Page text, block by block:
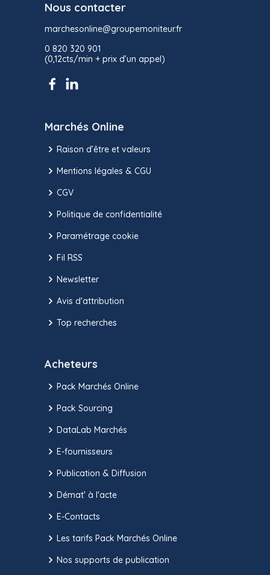
Nous contacter
marchesonline@groupemoniteur.fr
0 820 320 901
(0,12cts/min + prix d’un appel)
Marchés Online
Raison d’être et valeurs
Mentions légales & CGU
CGV
Politique de confidentialité
Paramétrage cookie
Fil RSS
Newsletter
Avis d'attribution
Top recherches
Acheteurs
Pack Marchés Online
Pack Sourcing
DataLab Marchés
E-fournisseurs
Publication & Diffusion
Démat' à l'acte
E-Contacts
Les tarifs Pack Marchés Online
Nos supports de publication